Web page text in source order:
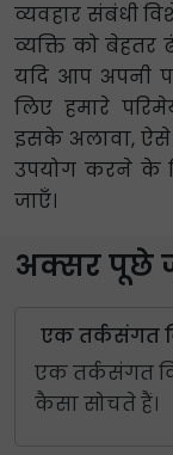
व्यवहार संबंधी
व्यक्ति को
यदि आप अपनी
लिए हमारे
इसके अलावा,
उपयोग करने के
जाएँ।
अक्सर पूछे
एक तर्कसंगत
एक तर्कसंगत
कैसा सोचते हैं।